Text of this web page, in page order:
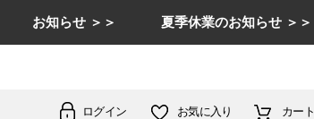
お知らせ ＞＞ 夏季休業のお知らせ ＞＞
ログイン お気に入り カート